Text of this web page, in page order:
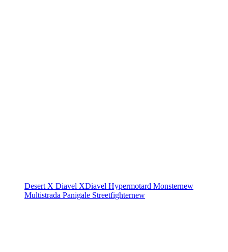
Desert X Diavel XDiavel Hypermotard Monsternew
Multistrada Panigale Streetfighternew